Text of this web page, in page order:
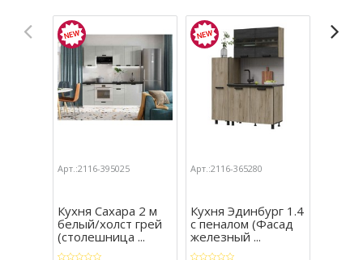
Арт.:2116-395025
Кухня Сахара 2 м
белый/холст грей
(столешница ...
Арт.:2116-365280
Кухня Эдинбург 1.4
с пеналом (Фасад
железный ...